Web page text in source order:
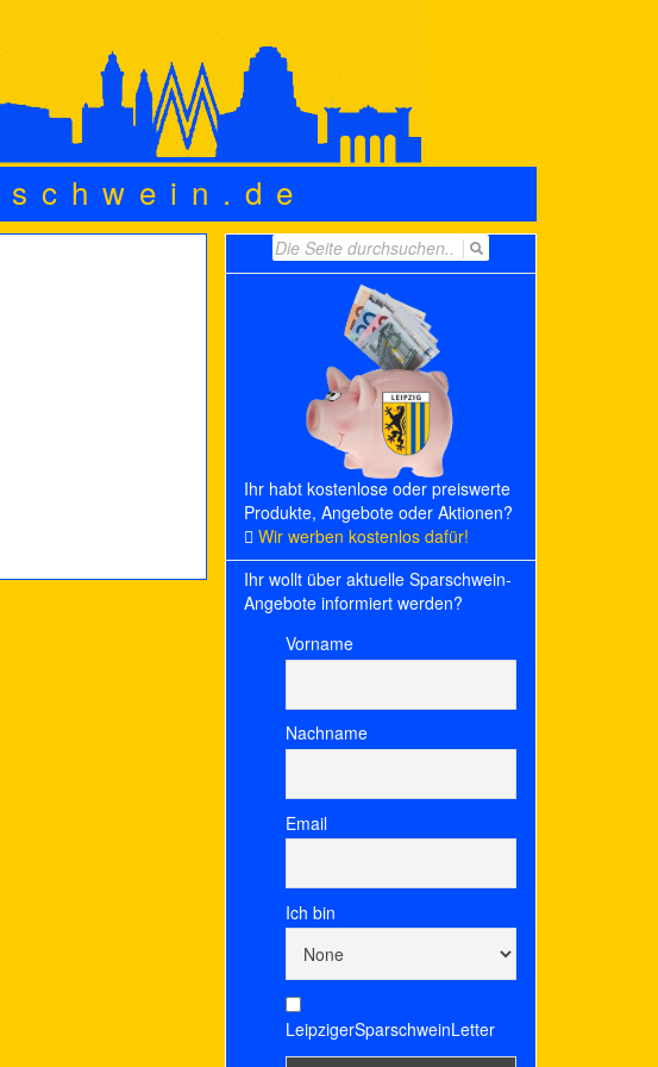
Search
for:
Ihr habt kostenlose oder preiswerte
Produkte, Angebote oder Aktionen?
Wir werben kostenlos dafür!
Ihr wollt über aktuelle Sparschwein-
Angebote informiert werden?
Vorname
Nachname
Email
Ich bin
LeipzigerSparschweinLetter